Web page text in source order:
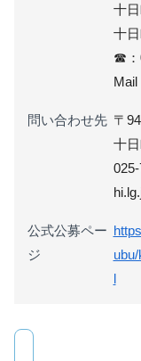
十
十
☎：
問い合わせ先 〒
十
公式公募ペー
ジ
l